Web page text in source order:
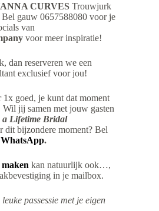
CURVES Trouwjurk
gauw 0657588080 voor je
van
voor meer inspiratie!
dan reserveren we een
exclusief voor jou!
goed, je kunt dat moment
jij samen met jouw gasten
a Lifetime Bridal
dit bijzondere moment? Bel
WhatsApp.
kan natuurlijk ook…,
in je mailbox.
passessie met je eigen